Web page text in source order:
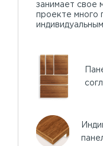
занимает свое
проекте много